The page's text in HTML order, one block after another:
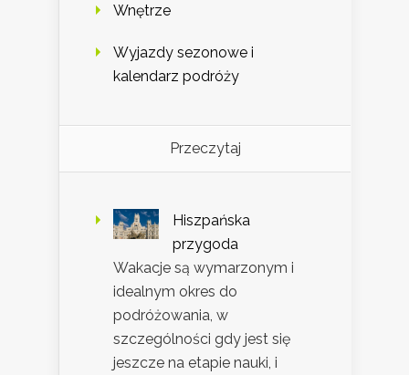
Wnętrze
Wyjazdy sezonowe i
kalendarz podróży
Przeczytaj
Hiszpańska
przygoda
Wakacje są wymarzonym i
idealnym okres do
podróżowania, w
szczególności gdy jest się
jeszcze na etapie nauki, i